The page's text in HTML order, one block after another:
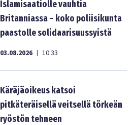
Islamisaatiolle vauhtia
Britanniassa – koko poliisikunta
paastolle solidaarisuussyistä
03.08.2026 | 10:33
Käräjäoikeus katsoi
pitkäteräisellä veitsellä törkeän
ryöstön tehneen